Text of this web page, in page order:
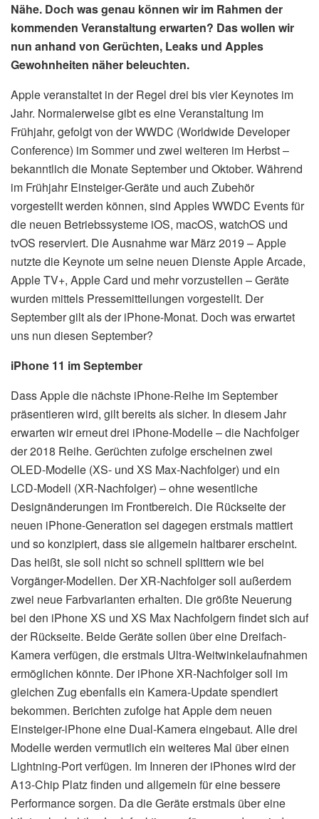
Nähe. Doch was genau können wir im Rahmen der
kommenden Veranstaltung erwarten? Das wollen wir
nun anhand von Gerüchten, Leaks und Apples
Gewohnheiten näher beleuchten.
Apple veranstaltet in der Regel drei bis vier Keynotes im
Jahr. Normalerweise gibt es eine Veranstaltung im
Frühjahr, gefolgt von der WWDC (Worldwide Developer
Conference) im Sommer und zwei weiteren im Herbst –
bekanntlich die Monate September und Oktober. Während
im Frühjahr Einsteiger-Geräte und auch Zubehör
vorgestellt werden können, sind Apples WWDC Events für
die neuen Betriebssysteme iOS, macOS, watchOS und
tvOS reserviert. Die Ausnahme war März 2019 – Apple
nutzte die Keynote um seine neuen Dienste Apple Arcade,
Apple TV+, Apple Card und mehr vorzustellen – Geräte
wurden mittels Pressemitteilungen vorgestellt. Der
September gilt als der iPhone-Monat. Doch was erwartet
uns nun diesen September?
iPhone 11 im September
Dass Apple die nächste iPhone-Reihe im September
präsentieren wird, gilt bereits als sicher. In diesem Jahr
erwarten wir erneut drei iPhone-Modelle – die Nachfolger
der 2018 Reihe. Gerüchten zufolge erscheinen zwei
OLED-Modelle (XS- und XS Max-Nachfolger) und ein
LCD-Modell (XR-Nachfolger) – ohne wesentliche
Designänderungen im Frontbereich. Die Rückseite der
neuen iPhone-Generation sei dagegen erstmals mattiert
und so konzipiert, dass sie allgemein haltbarer erscheint.
Das heißt, sie soll nicht so schnell splittern wie bei
Vorgänger-Modellen. Der XR-Nachfolger soll außerdem
zwei neue Farbvarianten erhalten. Die größte Neuerung
bei den iPhone XS und XS Max Nachfolgern findet sich auf
der Rückseite. Beide Geräte sollen über eine Dreifach-
Kamera verfügen, die erstmals Ultra-Weitwinkelaufnahmen
ermöglichen könnte. Der iPhone XR-Nachfolger soll im
gleichen Zug ebenfalls ein Kamera-Update spendiert
bekommen. Berichten zufolge hat Apple dem neuen
Einsteiger-iPhone eine Dual-Kamera eingebaut. Alle drei
Modelle werden vermutlich ein weiteres Mal über einen
Lightning-Port verfügen. Im Inneren der iPhones wird der
A13-Chip Platz finden und allgemein für eine bessere
Performance sorgen. Da die Geräte erstmals über eine